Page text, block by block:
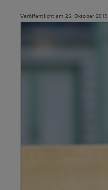
Veröffentlicht am 25. Oktober 2019